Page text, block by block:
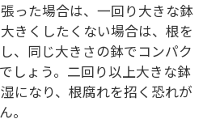
った場合は、一回り大きな鉢
きくしたくない場合は、根を
、同じ大きさの鉢でコンパク
しょう。二回り以上大きな鉢
になり、根腐れを招く恐れが
。